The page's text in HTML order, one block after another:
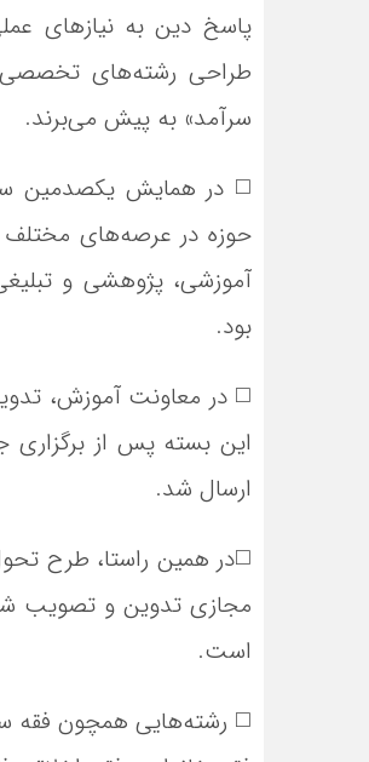
پاسخ دین به نیازهای
طراحی رشته‌های تخصصی
سرآمد» به پیش می‌برند.
◻️ در همایش یکصدمین
حوزه در عرصه‌های مختلف
بود.
◻️ در معاونت آموزش،
این بسته پس از برگزاری
ارسال شد.
◻️در همین راستا، طرح
مجازی تدوین و تصویب
است.
◻️ رشته‌هایی همچون فقه